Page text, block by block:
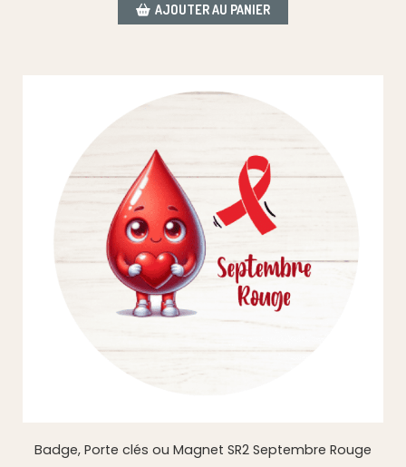
AJOUTER AU PANIER
Badge, Porte clés ou Magnet SR2 Septembre Rouge